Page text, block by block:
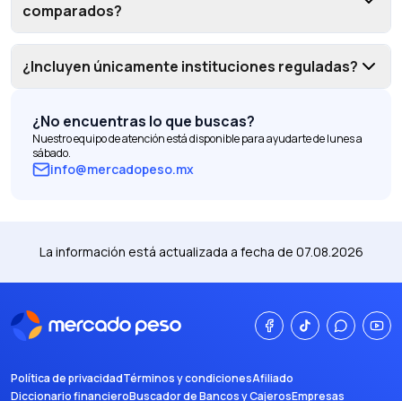
comparados?
¿Incluyen únicamente instituciones reguladas?
¿No encuentras lo que buscas?
Nuestro equipo de atención está disponible para ayudarte de lunes a
sábado.
info@mercadopeso.mx
La información está actualizada a fecha de 07.08.2026
Política de privacidadTérminos y condicionesAfiliado
Diccionario financieroBuscador de Bancos y CajerosEmpresas